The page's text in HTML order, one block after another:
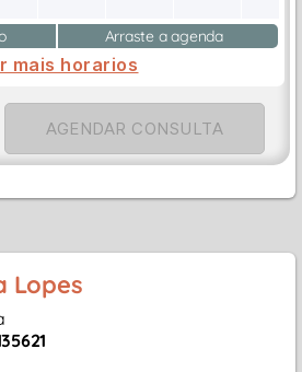
Arraste a agenda
mais horarios
AGENDAR CONSULTA
Lopes